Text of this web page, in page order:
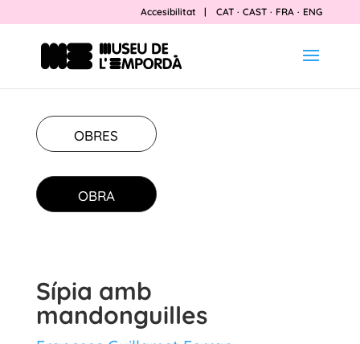
Accesibilitat | CAT · CAST · FRA · ENG
OBRES
OBRA
Sípia amb
mandonguilles